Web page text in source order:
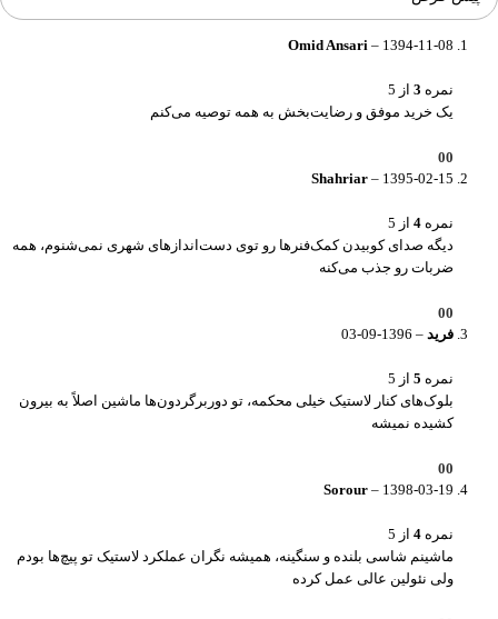
Omid Ansari – 1394-11-08
نمره 3 از 5
یک خرید موفق و رضایت‌بخش به همه توصیه می‌کنم
0
0
Shahriar – 1395-02-15
نمره 4 از 5
دیگه صدای کوبیدن کمک‌فنرها رو توی دست‌اندازهای شهری نمی‌شنوم، همه
ضربات رو جذب می‌کنه
0
0
فرید –
1396-09-03
نمره 5 از 5
بلوک‌های کنار لاستیک خیلی محکمه، تو دوربرگردون‌ها ماشین اصلاً به بیرون
کشیده نمیشه
0
0
Sorour – 1398-03-19
نمره 4 از 5
ماشینم شاسی بلنده و سنگینه، همیشه نگران عملکرد لاستیک تو پیچ‌ها بودم
ولی نئولین عالی عمل کرده